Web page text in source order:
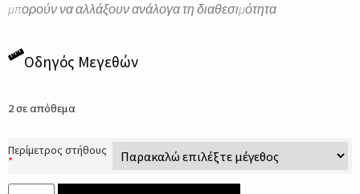
μπορούν να αλλάξουν ανάλογα τη διαθεσιμότητα
Οδηγός Μεγεθών
2 σε απόθεμα
Περίμετρος στήθους
*